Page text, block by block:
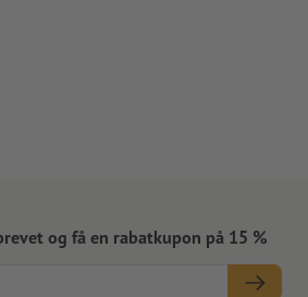
og få en rabatkupon på 15 %